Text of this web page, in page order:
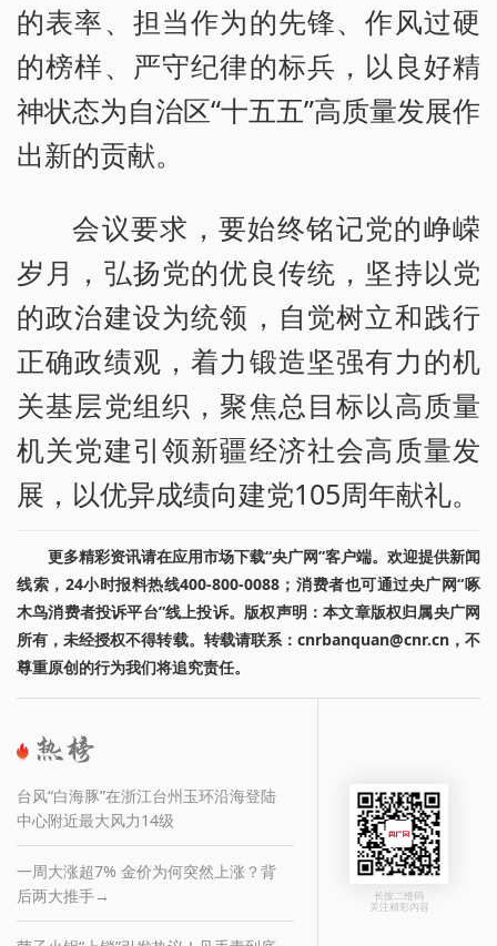
的表率、担当作为的先锋、作风过硬
的榜样、严守纪律的标兵，以良好精
神状态为自治区“十五五”高质量发展作
出新的贡献。
会议要求，要始终铭记党的峥嵘
岁月，弘扬党的优良传统，坚持以党
的政治建设为统领，自觉树立和践行
正确政绩观，着力锻造坚强有力的机
关基层党组织，聚焦总目标以高质量
机关党建引领新疆经济社会高质量发
展，以优异成绩向建党105周年献礼。
更多精彩资讯请在应用市场下载“央广网”客户端。欢迎提供新闻
线索，24小时报料热线400-800-0088；消费者也可通过央广网“啄
木鸟消费者投诉平台”线上投诉。版权声明：本文章版权归属央广网
所有，未经授权不得转载。转载请联系：cnrbanquan@cnr.cn，不
尊重原创的行为我们将追究责任。
台风“白海豚”在浙江台州玉环沿海登陆
中心附近最大风力14级
一周大涨超7% 金价为何突然上涨？背
后两大推手→
长按二维码
关注精彩内容